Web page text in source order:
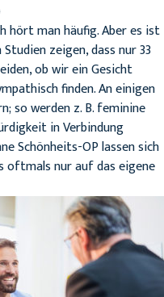
hört man häufig. Aber es ist
zeigen, dass nur 33
ob wir ein Gesicht
finden. An einigen
so werden z. B. feminine
in Verbindung
Schönheits-OP lassen sich
oftmals nur auf das eigene